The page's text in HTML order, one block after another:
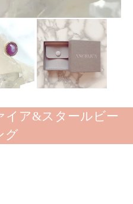
イア&スタールビー
グ